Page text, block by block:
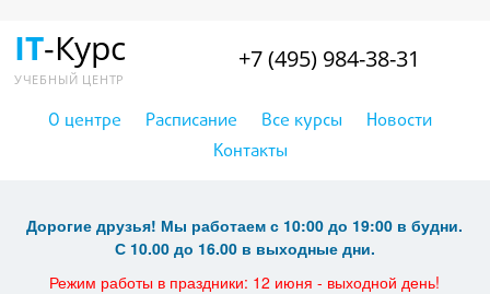
IT-Курс
УЧЕБНЫЙ ЦЕНТР
О центре Расписание Все курсы
Новости
Контакты
+7 (495) 984-38-31
Дорогие друзья! Мы работаем с 10:00 до 19:00 в будни.
С 10.00 до 16.00 в выходные дни.
Режим работы в праздники: 12 июня - выходной день!